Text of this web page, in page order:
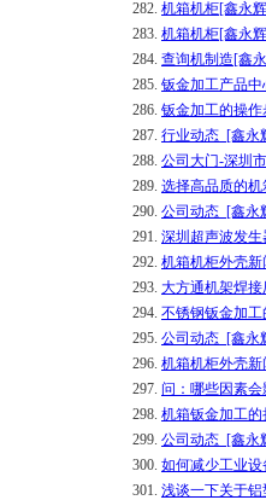
282. 机箱机柜[鑫永
283. 机箱机柜[鑫永
284. 查询机制造[鑫
285. 钣金加工产品中
286. 钣金加工的操
287. 行业动态_[鑫永
288. 公司大门-深圳
289. 选择高品质的
290. 公司动态_[鑫永
291. 深圳超声波发
292. 机箱机柜外壳
293. 大方通机架焊
294. 不锈钢钣金加
295. 公司动态_[鑫永
296. 机箱机柜外壳
297. 问：哪些因素
298. 机箱钣金加工
299. 公司动态_[鑫永
300. 如何减少工业
301. 浅谈一下关于